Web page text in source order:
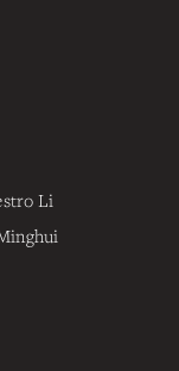
Li